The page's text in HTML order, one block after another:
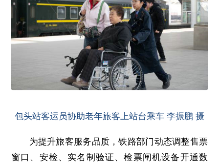
包头站客运员协助老年旅客上站台乘车 李振鹏 摄
为提升旅客服务品质，铁路部门动态调整售票
窗口、安检、实名制验证、检票闸机设备开通数